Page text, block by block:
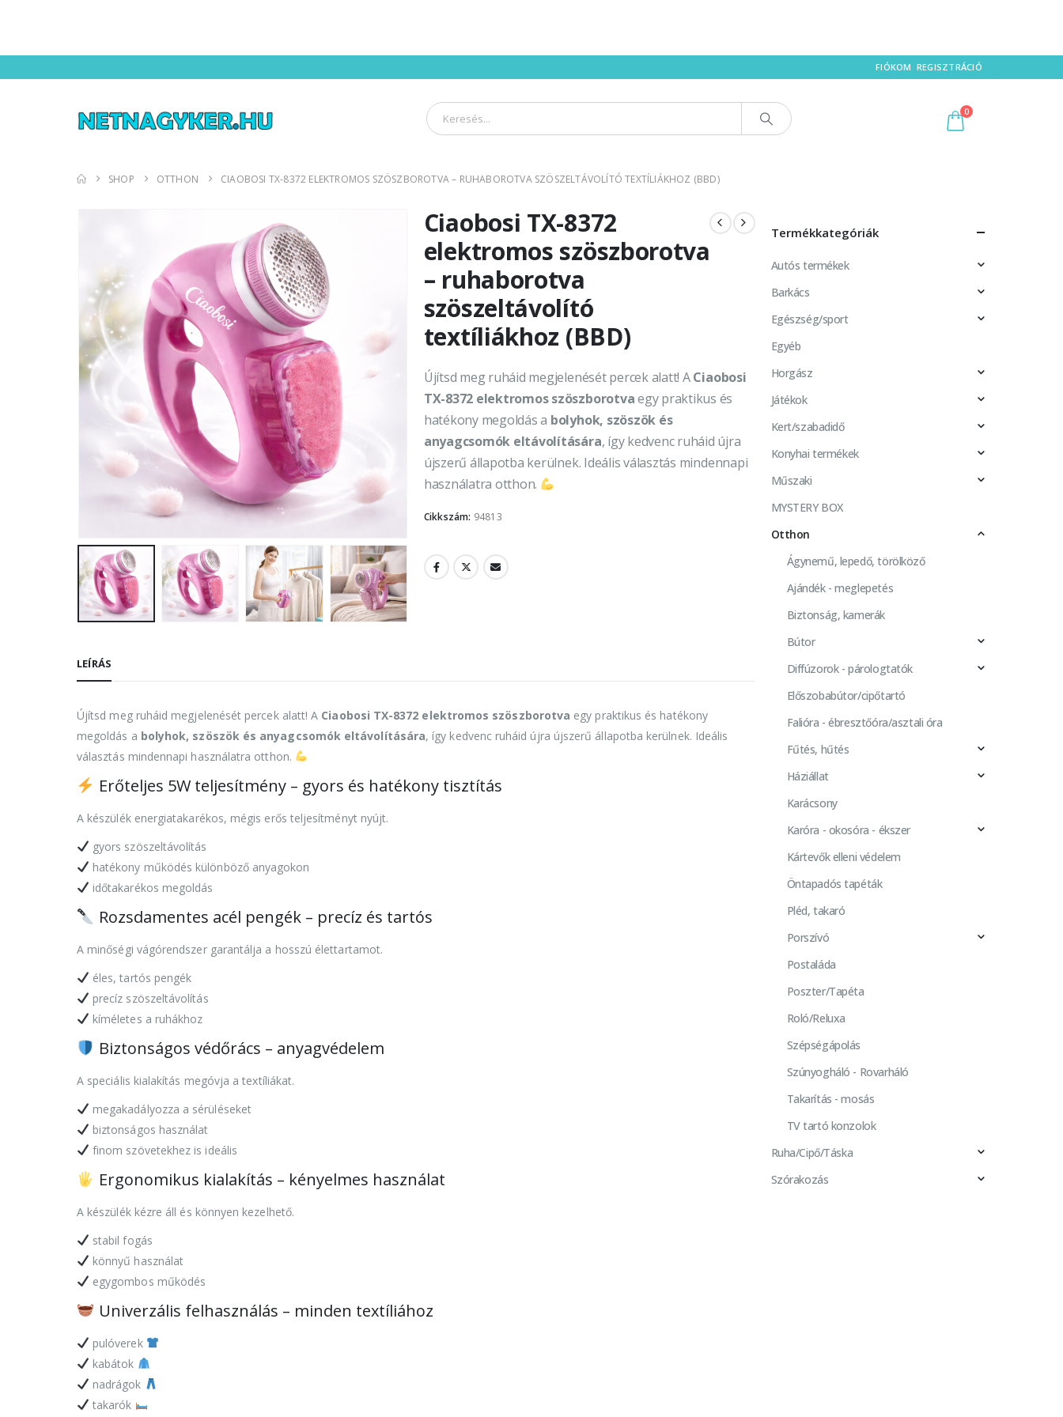
FIÓKOM REGISZTRÁCIÓ
0
SHOP OTTHON CIAOBOSI TX-8372 ELEKTROMOS SZÖSZBOROTVA – RUHABOROTVA SZÖSZELTÁVOLÍTÓ TEXTÍLIÁKHOZ (BBD)
Ciaobosi TX-8372
elektromos szöszborotva
– ruhaborotva
szöszeltávolító
textíliákhoz (BBD)
Újítsd meg ruháid megjelenését percek alatt! ACiaobosi
TX-8372 elektromos szöszborotvaegy praktikus és
hatékony megoldás a bolyhok, szöszök és
anyagcsomók eltávolítására, így kedvenc ruháid újra
újszerű állapotba kerülnek. Ideális választás mindennapi
használatra otthon.
Cikkszám: 94813
LEÍRÁS
Újítsd meg ruháid megjelenését percek alatt! A Ciaobosi TX-8372 elektromos szöszborotva egy praktikus és hatékony
megoldás a bolyhok, szöszök és anyagcsomók eltávolítására, így kedvenc ruháid újra újszerű állapotba kerülnek. Ideális
választás mindennapi használatra otthon.
Erőteljes 5W teljesítmény – gyors és hatékony tisztítás
A készülék energiatakarékos, mégis erős teljesítményt nyújt.
gyors szöszeltávolítás
hatékony működés különböző anyagokon
időtakarékos megoldás
Rozsdamentes acél pengék – precíz és tartós
A minőségi vágórendszer garantálja a hosszú élettartamot.
éles, tartós pengék
precíz szöszeltávolítás
kíméletes a ruhákhoz
Biztonságos védőrács – anyagvédelem
A speciális kialakítás megóvja a textíliákat.
megakadályozza a sérüléseket
biztonságos használat
finom szövetekhez is ideális
Ergonomikus kialakítás – kényelmes használat
A készülék kézre áll és könnyen kezelhető.
stabil fogás
könnyű használat
egygombos működés
Univerzális felhasználás – minden textíliához
pulóverek
kabátok
nadrágok
takarók
Termékkategóriák
Autós termékek
Barkács
Egészség/sport
Egyéb
Horgász
Játékok
Kert/szabadidő
Konyhai termékek
Műszaki
MYSTERY BOX
Otthon
Ágynemű, lepedő, törölköző
Ajándék - meglepetés
Biztonság, kamerák
Bútor
Diffúzorok - párologtatók
Előszobabútor/cipőtartó
Falióra - ébresztőóra/asztali óra
Fűtés, hűtés
Háziállat
Karácsony
Karóra - okosóra - ékszer
Kártevők elleni védelem
Öntapadós tapéták
Pléd, takaró
Porszívó
Postaláda
Poszter/Tapéta
Roló/Reluxa
Szépségápolás
Szúnyogháló - Rovarháló
Takarítás - mosás
TV tartó konzolok
Ruha/Cipő/Táska
Szórakozás